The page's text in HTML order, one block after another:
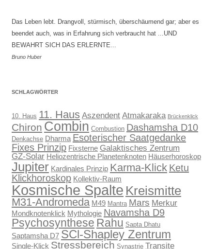
Das Leben lebt. Drangvoll, stürmisch, überschäumend gar; aber es
beendet auch, was in Erfahrung sich verbraucht hat ...UND
BEWAHRT SICH DAS ERLERNTE...
Bruno Huber
SCHLAGWÖRTER
10. Haus 11. Haus Aszendent Atmakaraka Brückenklick
Chiron Combin Combustion Dashamsha D10
Denkachse Dharma Esoterischer Saatgedanke
Fixes Prinzip Fixsterne Galaktisches Zentrum
GZ-Solar Heliozentrische Planetenknoten Häuserhoroskop
Jupiter Kardinales Prinzip Karma-Klick Ketu
Klickhoroskop Kollektiv-Raum
Kosmische Spalte Kreismitte
M31-Andromeda M49 Mantra Mars Merkur
Mondknotenklick Mythologie Navamsha D9
Psychosynthese Rahu Sapta Dhatu
Saptamsha D7 SCl-Shapley Zentrum
Single-Klick Stressbereich Synastrie Transite